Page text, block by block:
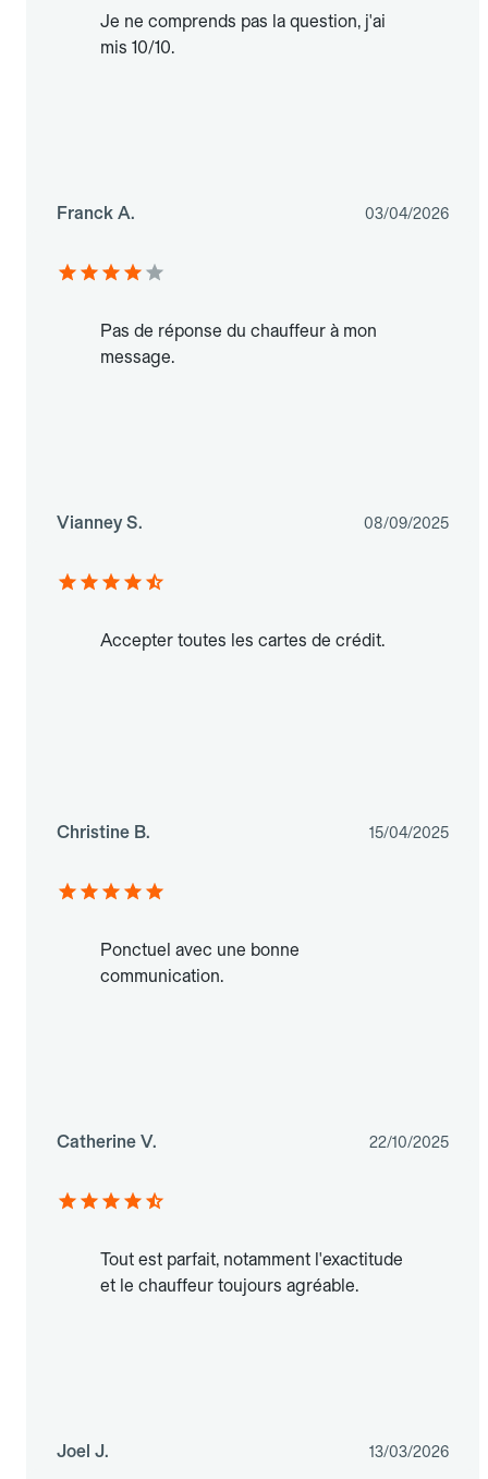
Je ne comprends pas la question, j'ai
mis 10/10.
Franck A. 03/04/2026
Pas de réponse du chauffeur à mon
message.
Vianney S. 08/09/2025
Accepter toutes les cartes de crédit.
Christine B. 15/04/2025
Ponctuel avec une bonne
communication.
Catherine V. 22/10/2025
Tout est parfait, notamment l'exactitude
et le chauffeur toujours agréable.
Joel J. 13/03/2026